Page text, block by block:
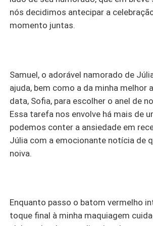
nós decidimos antecipar a
momento juntas.
Samuel, o adorável namorado de
ajuda, bem como a da minha melhor
data, Sofia, para escolher o anel de
Essa tarefa nos envolve há mais de
podemos conter a ansiedade em
Júlia com a emocionante notícia de
noiva.
Enquanto passo o batom vermelho
toque final à minha maquiagem